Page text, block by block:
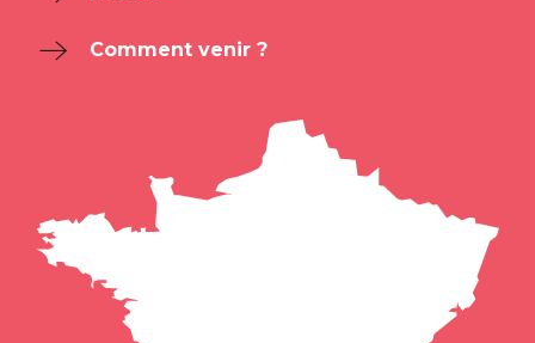
Comment venir ?